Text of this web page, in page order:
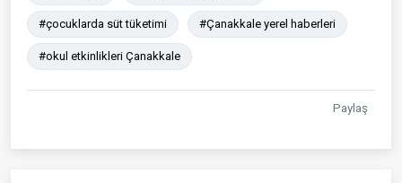
#çocuklarda süt tüketimi #Çanakkale yerel haberleri
#okul etkinlikleri Çanakkale
Paylaş